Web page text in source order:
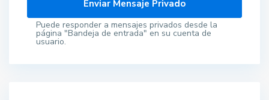
Puede responder a mensajes privados desde la
página "Bandeja de entrada" en su cuenta de
usuario.